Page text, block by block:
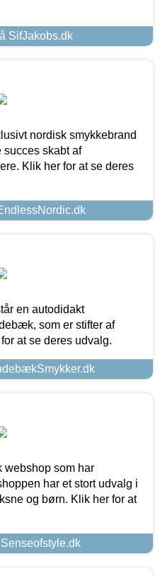
SifJakobs.dk
nordisk smykkebrand
skabt af
Klik her for at se deres
en autodidakt
som er stifter af
at se deres udvalg.
webshop som har
har et stort udvalg i
og børn. Klik her for at